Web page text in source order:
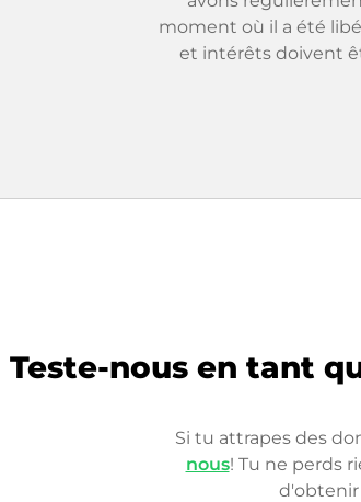
moment où il a été
et intérêts doivent
Teste-nous en tant
Si tu attrapes des
nous! Tu ne perds
d'obtenir